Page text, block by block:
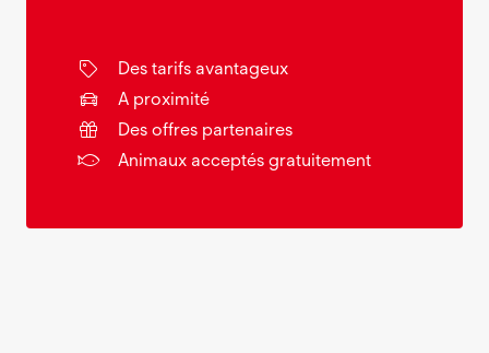
Des tarifs avantageux
A proximité
Des offres partenaires
Animaux acceptés gratuitement